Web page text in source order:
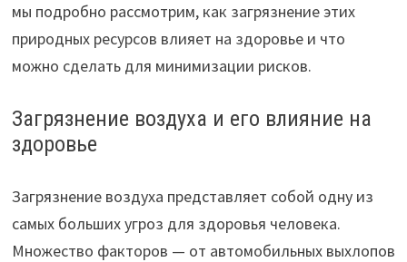
мы подробно рассмотрим, как загрязнение этих
природных ресурсов влияет на здоровье и что
можно сделать для минимизации рисков.
Загрязнение воздуха и его влияние на
здоровье
Загрязнение воздуха представляет собой одну из
самых больших угроз для здоровья человека.
Множество факторов — от автомобильных выхлопов